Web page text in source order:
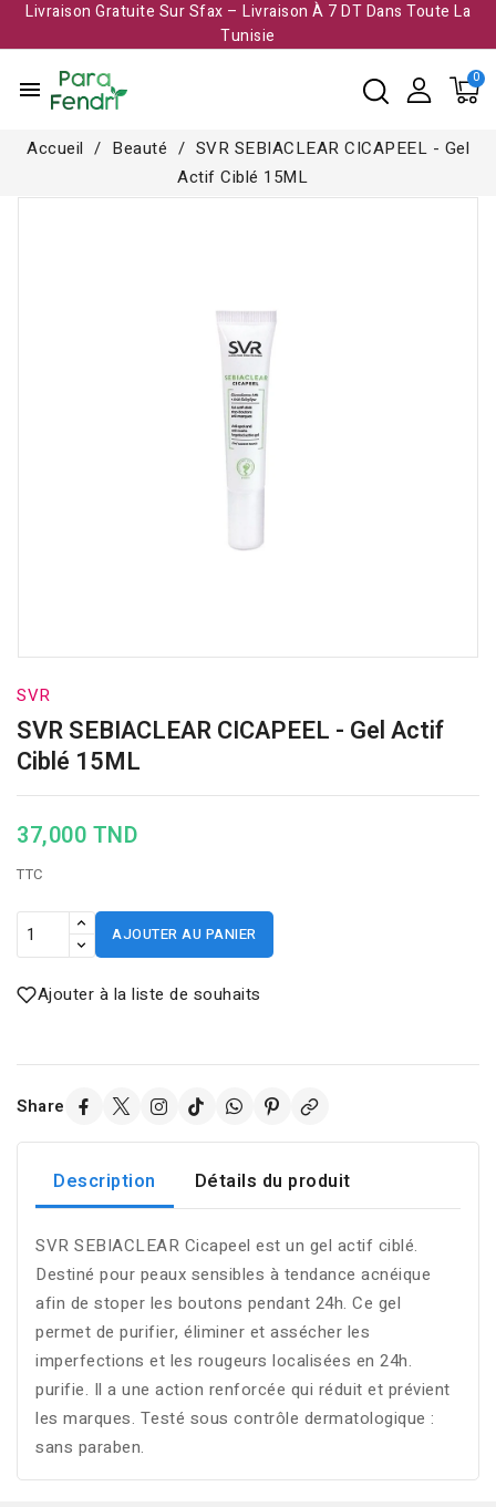
Livraison Gratuite Sur Sfax – Livraison À 7 DT Dans Toute La
Tunisie​
menu
Accueil Beauté
SVR SEBIACLEAR CICAPEEL - Gel
Actif Ciblé 15ML
SVR
SVR SEBIACLEAR CICAPEEL - Gel Actif
Ciblé 15ML
37,000 TND
TTC
AJOUTER AU PANIER
Ajouter à la liste de souhaits
Share
Description Détails du produit
SVR SEBIACLEAR Cicapeel est un gel actif ciblé.
Destiné pour peaux sensibles à tendance acnéique
afin de stoper les boutons pendant 24h. Ce gel
permet de purifier, éliminer et assécher les
imperfections et les rougeurs localisées en 24h.
purifie. Il a une action renforcée qui réduit et prévient
les marques. Testé sous contrôle dermatologique :
sans paraben.